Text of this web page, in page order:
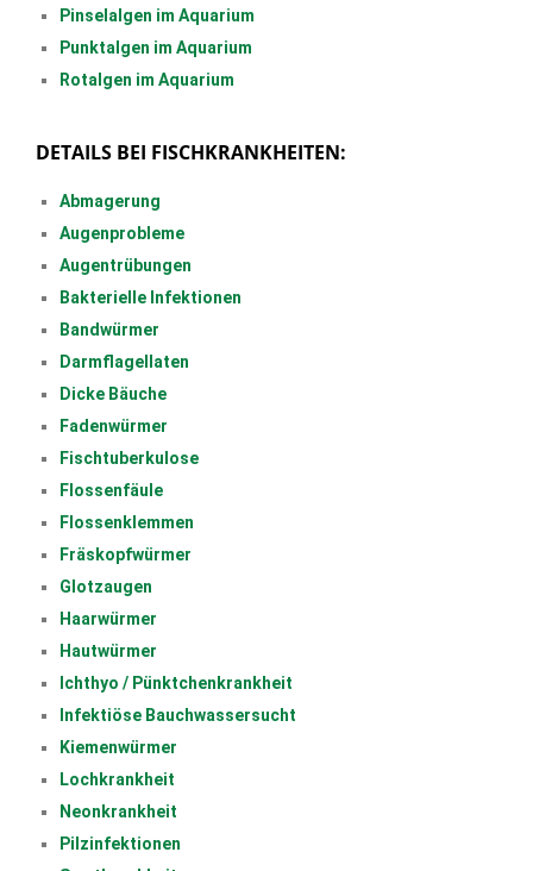
Pinselalgen im Aquarium
Punktalgen im Aquarium
Rotalgen im Aquarium
DETAILS BEI FISCHKRANKHEITEN:
Abmagerung
Augenprobleme
Augentrübungen
Bakterielle Infektionen
Bandwürmer
Darmflagellaten
Dicke Bäuche
Fadenwürmer
Fischtuberkulose
Flossenfäule
Flossenklemmen
Fräskopfwürmer
Glotzaugen
Haarwürmer
Hautwürmer
Ichthyo / Pünktchenkrankheit
Infektiöse Bauchwassersucht
Kiemenwürmer
Lochkrankheit
Neonkrankheit
Pilzinfektionen